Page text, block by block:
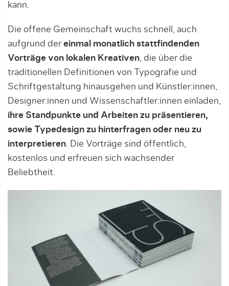
kann.
Die offene Gemeinschaft wuchs schnell, auch
aufgrund der einmal monatlich stattfindenden
Vorträge von lokalen Kreativen, die über die
traditionellen Definitionen von Typografie und
Schriftgestaltung hinausgehen und Künstler:innen,
Designer:innen und Wissenschaftler:innen einladen,
ihre Standpunkte und Arbeiten zu präsentieren,
sowie Typedesign zu hinterfragen oder neu zu
interpretieren. Die Vorträge sind öffentlich,
kostenlos und erfreuen sich wachsender
Beliebtheit.